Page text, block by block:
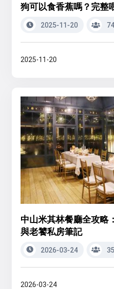
狗可以食香蕉嗎？完整
2025-11-20
2025-11-20
中山米其林餐廳全攻略
與老饕私房筆記
2026-03-24
2026-03-24